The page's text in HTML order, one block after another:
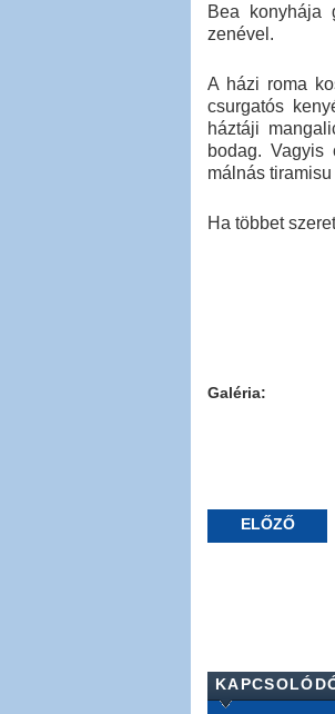
Bea konyhája
zenével.
A házi roma
csurgatós
háztáji
bodag. Vagyis
málnás
Ha többet
Galéria:
ELŐZŐ